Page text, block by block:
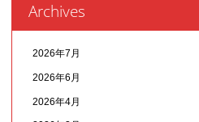
Archives
2026年7月
2026年6月
2026年4月